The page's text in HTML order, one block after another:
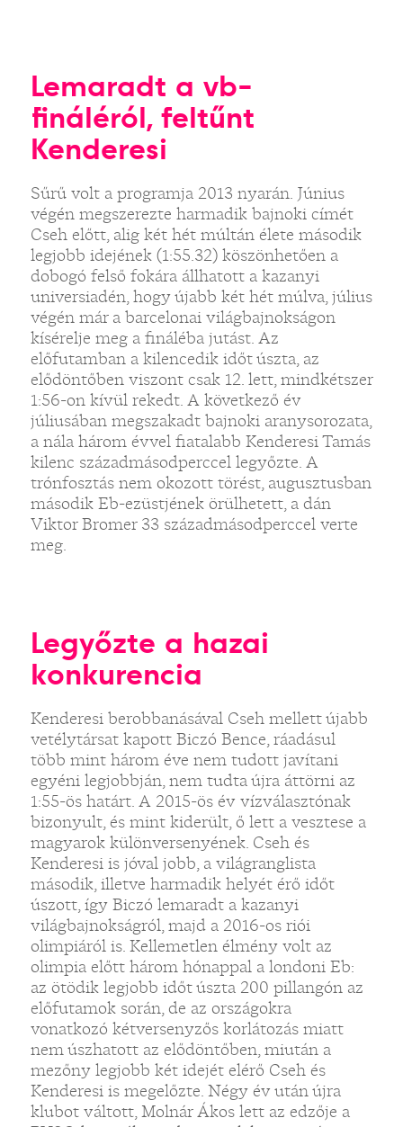
Lemaradt a vb-
fináléról, feltűnt
Kenderesi
Sűrű volt a programja 2013 nyarán. Június
végén megszerezte harmadik bajnoki címét
Cseh előtt, alig két hét múltán élete második
legjobb idejének (1:55.32) köszönhetően a
dobogó felső fokára állhatott a kazanyi
universiadén, hogy újabb két hét múlva, július
végén már a barcelonai világbajnokságon
kísérelje meg a fináléba jutást. Az
előfutamban a kilencedik időt úszta, az
elődöntőben viszont csak 12. lett, mindkétszer
1:56-on kívül rekedt. A következő év
júliusában megszakadt bajnoki aranysorozata,
a nála három évvel fiatalabb Kenderesi Tamás
kilenc századmásodperccel legyőzte. A
trónfosztás nem okozott törést, augusztusban
második Eb-ezüstjének örülhetett, a dán
Viktor Bromer 33 századmásodperccel verte
meg.
Legyőzte a hazai
konkurencia
Kenderesi berobbanásával Cseh mellett újabb
vetélytársat kapott Biczó Bence, ráadásul
több mint három éve nem tudott javítani
egyéni legjobbján, nem tudta újra áttörni az
1:55-ös határt. A 2015-ös év vízválasztónak
bizonyult, és mint kiderült, ő lett a vesztese a
magyarok különversenyének. Cseh és
Kenderesi is jóval jobb, a világranglista
második, illetve harmadik helyét érő időt
úszott, így Biczó lemaradt a kazanyi
világbajnokságról, majd a 2016-os riói
olimpiáról is. Kellemetlen élmény volt az
olimpia előtt három hónappal a londoni Eb:
az ötödik legjobb időt úszta 200 pillangón az
előfutamok során, de az országokra
vonatkozó kétversenyzős korlátozás miatt
nem úszhatott az elődöntőben, miután a
mezőny legjobb két idejét elérő Cseh és
Kenderesi is megelőzte. Négy év után újra
klubot váltott, Molnár Ákos lett az edzője a